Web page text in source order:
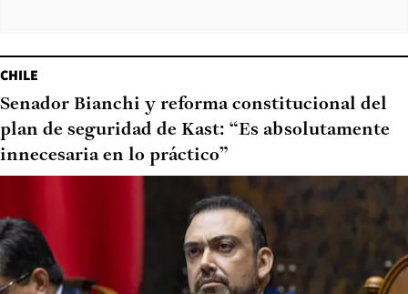
CHILE
Senador Bianchi y reforma constitucional del
plan de seguridad de Kast: “Es absolutamente
innecesaria en lo práctico”